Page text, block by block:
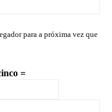
para a próxima vez que
=